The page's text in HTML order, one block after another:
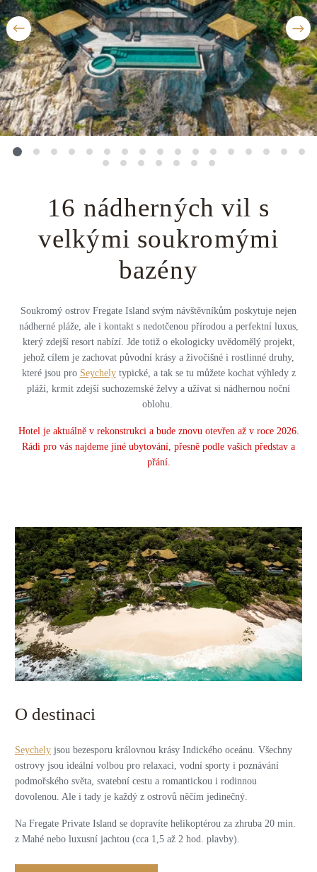
16 nádherných vil s
velkými soukromými
bazény
Soukromý ostrov Fregate Island svým návštěvníkům poskytuje nejen
nádherné pláže, ale i kontakt s nedotčenou přírodou a perfektní luxus,
který zdejší resort nabízí. Jde totiž o ekologicky uvědomělý projekt,
jehož cílem je zachovat původní krásy a živočišné i rostlinné druhy,
které jsou pro Seychelytypické, a tak se tu můžete kochat výhledy z
pláží, krmit zdejší suchozemské želvy a užívat si nádhernou noční
oblohu.
Hotel je aktuálně v rekonstrukci a bude znovu otevřen až v roce 2026.
Rádi pro vás najdeme jiné ubytování, přesně podle vašich představ a
přání.
O destinaci
Seychely jsou bezesporu královnou krásy Indického oceánu. Všechny
ostrovy jsou ideální volbou pro relaxaci, vodní sporty i poznávání
podmořského světa, svatební cestu a romantickou i rodinnou
dovolenou. Ale i tady je každý z ostrovů něčím jedinečný.
Na Fregate Private Island se dopravíte helikoptérou za zhruba 20 min.
z Mahé nebo luxusní jachtou (cca 1,5 až 2 hod. plavby).
Všechny destinace
Private jet
Golfová dovolená
Dovolená na pláži
Prodloužený víkend
Safari
Všechny zážitky
Uganda
Island
Botswana
Všechny destinace